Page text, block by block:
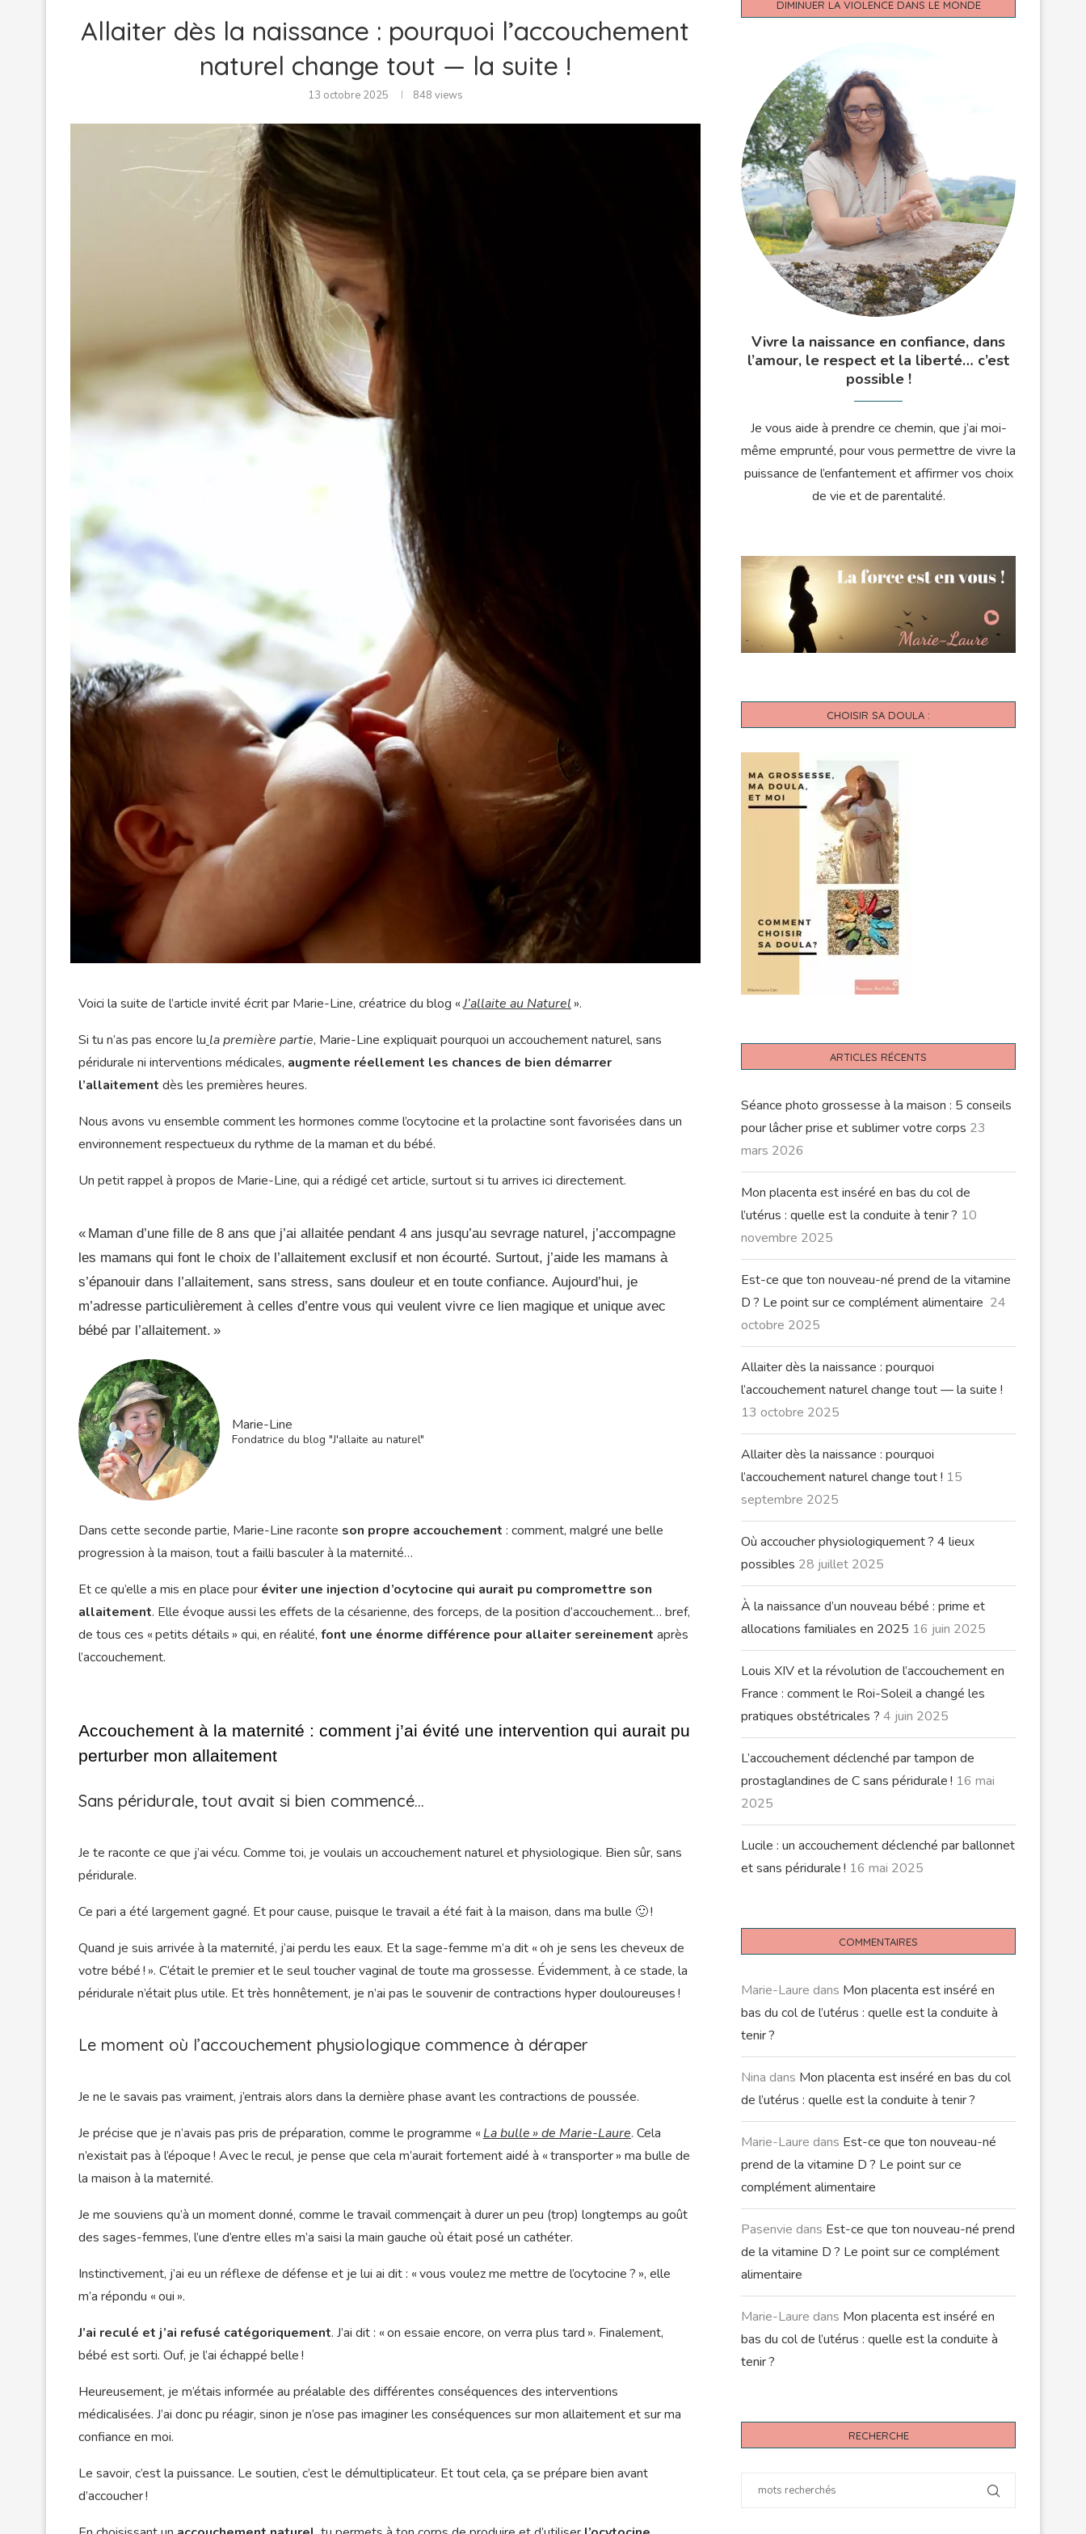
Allaiter dès la naissance : pourquoi l’accouchement
naturel change tout — la suite !
13 octobre 2025 848 views
Voici la suite de l’article invité écrit par Marie-Line, créatrice du blog «J’allaite au Naturel ».
Si tu n’as pas encore lu la première partie, Marie-Line expliquait pourquoi un accouchement naturel, sans
péridurale ni interventions médicales, augmente réellement les chances de bien démarrer
l’allaitement dès les premières heures.
Nous avons vu ensemble comment les hormones comme l’ocytocine et la prolactine sont favorisées dans un
environnement respectueux du rythme de la maman et du bébé.
Un petit rappel à propos de Marie-Line, qui a rédigé cet article, surtout si tu arrives ici directement.
« Maman d’une fille de 8 ans que j’ai allaitée pendant 4 ans jusqu’au sevrage naturel, j’accompagne
les mamans qui font le choix de l’allaitement exclusif et non écourté. Surtout, j’aide les mamans à
s’épanouir dans l’allaitement, sans stress, sans douleur et en toute confiance. Aujourd’hui, je
m’adresse particulièrement à celles d’entre vous qui veulent vivre ce lien magique et unique avec
bébé par l’allaitement. »
Marie-Line
Fondatrice du blog "J'allaite au naturel"
Dans cette seconde partie, Marie-Line raconte son propre accouchement : comment, malgré une belle
progression à la maison, tout a failli basculer à la maternité…
Et ce qu’elle a mis en place pour éviter une injection d’ocytocine qui aurait pu compromettre son
allaitement. Elle évoque aussi les effets de la césarienne, des forceps, de la position d’accouchement… bref,
de tous ces « petits détails » qui, en réalité, font une énorme différence pour allaiter sereinement après
l’accouchement.
Accouchement à la maternité : comment j’ai évité une intervention qui aurait pu
perturber mon allaitement
Sans péridurale, tout avait si bien commencé…
Je te raconte ce que j’ai vécu. Comme toi, je voulais un accouchement naturel et physiologique. Bien sûr, sans
péridurale.
Ce pari a été largement gagné. Et pour cause, puisque le travail a été fait à la maison, dans ma bulle 🙂 !
Quand je suis arrivée à la maternité, j’ai perdu les eaux. Et la sage-femme m’a dit « oh je sens les cheveux de
votre bébé ! ». C’était le premier et le seul toucher vaginal de toute ma grossesse. Évidemment, à ce stade, la
péridurale n’était plus utile. Et très honnêtement, je n’ai pas le souvenir de contractions hyper douloureuses !
Le moment où l’accouchement physiologique commence à déraper
Je ne le savais pas vraiment, j’entrais alors dans la dernière phase avant les contractions de poussée.
Je précise que je n’avais pas pris de préparation, comme le programme « La bulle » de Marie-Laure. Cela
n’existait pas à l’époque ! Avec le recul, je pense que cela m’aurait fortement aidé à « transporter » ma bulle de
la maison à la maternité.
Je me souviens qu’à un moment donné, comme le travail commençait à durer un peu (trop) longtemps au goût
des sages-femmes, l’une d’entre elles m’a saisi la main gauche où était posé un cathéter.
Instinctivement, j’ai eu un réflexe de défense et je lui ai dit : « vous voulez me mettre de l’ocytocine ? », elle
m’a répondu « oui ».
J’ai reculé et j’ai refusé catégoriquement. J’ai dit : « on essaie encore, on verra plus tard ». Finalement,
bébé est sorti. Ouf, je l’ai échappé belle !
Heureusement, je m’étais informée au préalable des différentes conséquences des interventions
médicalisées. J’ai donc pu réagir, sinon je n’ose pas imaginer les conséquences sur mon allaitement et sur ma
confiance en moi.
Le savoir, c’est la puissance. Le soutien, c’est le démultiplicateur. Et tout cela, ça se prépare bien avant
d’accoucher !
DIMINUER LA VIOLENCE DANS LE MONDE
Vivre la naissance en confiance, dans
l’amour, le respect et la liberté… c’est
possible !
Je vous aide à prendre ce chemin, que j’ai moi-
même emprunté, pour vous permettre de vivre la
puissance de l’enfantement et affirmer vos choix
de vie et de parentalité.
CHOISIR SA DOULA :
ARTICLES RÉCENTS
Séance photo grossesse à la maison : 5 conseils
pour lâcher prise et sublimer votre corps 23
mars 2026
Mon placenta est inséré en bas du col de
l’utérus : quelle est la conduite à tenir ? 10
novembre 2025
Est-ce que ton nouveau-né prend de la vitamine
D ? Le point sur ce complément alimentaire 24
octobre 2025
Allaiter dès la naissance : pourquoi
l’accouchement naturel change tout — la suite !
13 octobre 2025
Allaiter dès la naissance : pourquoi
l’accouchement naturel change tout ! 15
septembre 2025
Où accoucher physiologiquement ? 4 lieux
possibles 28 juillet 2025
À la naissance d’un nouveau bébé : prime et
allocations familiales en 2025 16 juin 2025
Louis XIV et la révolution de l’accouchement en
France : comment le Roi-Soleil a changé les
pratiques obstétricales ? 4 juin 2025
L’accouchement déclenché par tampon de
prostaglandines de C sans péridurale ! 16 mai
2025
Lucile : un accouchement déclenché par ballonnet
et sans péridurale ! 16 mai 2025
COMMENTAIRES
Marie-Laure dans Mon placenta est inséré en
bas du col de l’utérus : quelle est la conduite à
tenir ?
Nina dans Mon placenta est inséré en bas du col
de l’utérus : quelle est la conduite à tenir ?
Marie-Laure dans Est-ce que ton nouveau-né
prend de la vitamine D ? Le point sur ce
complément alimentaire
Pasenvie dans Est-ce que ton nouveau-né prend
de la vitamine D ? Le point sur ce complément
alimentaire
Marie-Laure dans Mon placenta est inséré en
bas du col de l’utérus : quelle est la conduite à
tenir ?
RECHERCHE